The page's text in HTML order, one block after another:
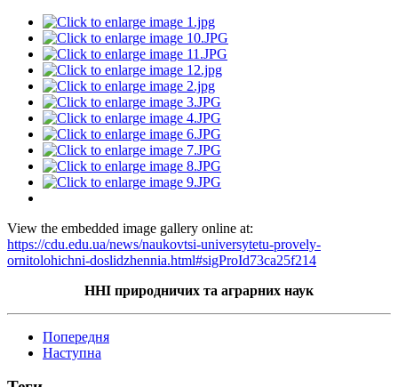
View the embedded image gallery online at:
https://cdu.edu.ua/news/naukovtsi-universytetu-provely-
ornitolohichni-doslidzhennia.html#sigProId73ca25f214
ННІ природничих та аграрних наук
Попередня
Наступна